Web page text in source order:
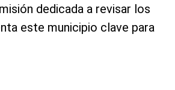
dedicada a revisar los
este municipio clave para